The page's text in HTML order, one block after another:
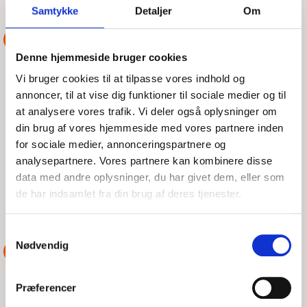
Samtykke Detaljer Om
Denne hjemmeside bruger cookies
Vi bruger cookies til at tilpasse vores indhold og
annoncer, til at vise dig funktioner til sociale medier og til
at analysere vores trafik. Vi deler også oplysninger om
din brug af vores hjemmeside med vores partnere inden
for sociale medier, annonceringspartnere og
analysepartnere. Vores partnere kan kombinere disse
data med andre oplysninger, du har givet dem, eller som
de har indsamlet fra din brug af deres tjenester.
Nødvendig
Præferencer
TABT PROPELLER
FRE, 07/08/2026 - 10:19
Tysk sejler opdagede at han havde tabt sine propeller, da han
nærmede sig havn. Han kom til kaj og vi fik ham bugseret til
kran. Kort opgave med meget tilfredse
MOTORSTOP
ASSISTANCE